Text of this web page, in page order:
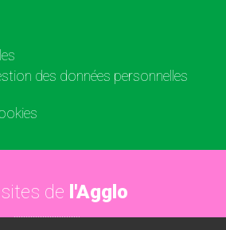
des données personnelles
de l'Agglo